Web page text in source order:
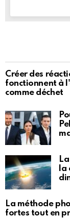
Créer des
fonctionnent à
comme déchet
La méthode
fortes tout en